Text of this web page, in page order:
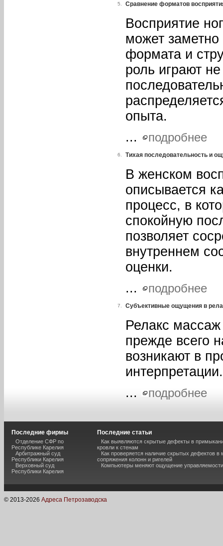
5. Сравнение форматов
Восприятие
может заметно
формата и
роль играют
опыта.
...
подробнее
6. Тихая последовательность и
В женском
описывается
процесс, в
спокойную
позволяет
внутреннем
оценки.
...
подробнее
7. Субъективные ощущения в
Релакс
прежде всего
возникают в
интерпретации.
...
подробнее
Последние фирмы
Отделение СФР по
Республике Карелия
Арбитражный суд
Республики Карелия
Верховный суд
Республики Карелия
Последние статьи
Как выявляются скрытые дефекты в
кровли к стенам
Как проверяется наличие скрытых дефектов в
сопряжения колонн и ригелей
Компьютеры меняют ощущение управляемости
© 2013-2026 Адреса Петрозаводска